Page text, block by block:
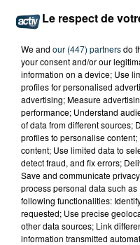
POURQUOI LA
TOUTE LA
Le respect de
We and our (447) partnersdo
your consent and/or our
information on a device; Use
profiles for personalised
advertising; Measure
performance; Understand
of data from different sources;
profiles to personalise
content; Use limited data to
detect fraud, and fix errors;
Save and communicate
process personal data such
following functionalities:
requested; Use precise
other data sources; Link
information transmitted